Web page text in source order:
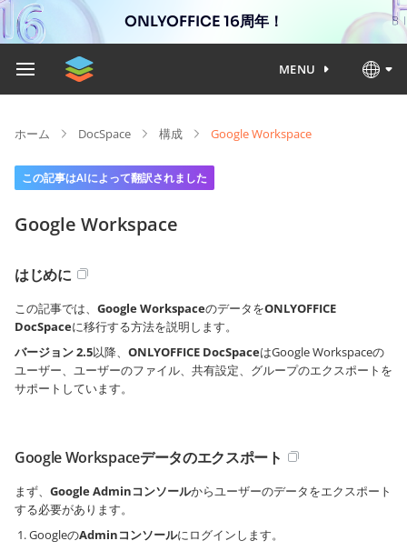
ONLYOFFICE 16周年！
MENU
ホーム DocSpace 構成 Google Workspace
この記事はAIによって翻訳されました
Google Workspace
はじめに
この記事では、 Google WorkspaceのデータをONLYOFFICE
DocSpaceに移行する方法を説明します。
バージョン 2.5以降、 ONLYOFFICE DocSpaceはGoogle Workspaceの
ユーザー、ユーザーのファイル、共有設定、グループのエクスポートを
サポートしています。
Google Workspaceデータのエクスポート
まず、 Google Adminコンソールからユーザーのデータをエクスポート
する必要があります。
GoogleのAdminコンソールにログインします。